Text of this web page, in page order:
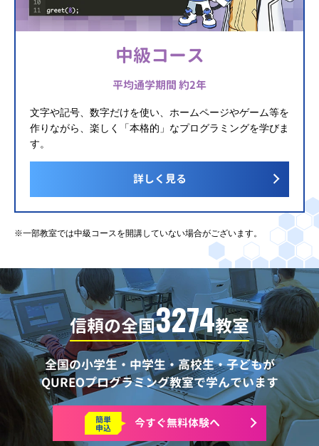
中級コース
平均通学期間 約2年
文字や記号、数字だけを使い、ホームページやゲーム等を
作りながら、楽しく「本格的」なプログラミングを学びま
す。
詳しく見る
※一部教室では中級コースを開講していない場合がございます。
信頼の全国3274教室
全国の小学生・中学生・高校生・子どもが
QUREOプログラミング教室で学んでいます
簡単
申込 今すぐ無料体験へ